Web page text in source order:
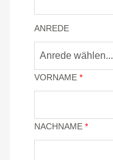
ANREDE
Anrede wählen...
VORNAME *
NACHNAME *